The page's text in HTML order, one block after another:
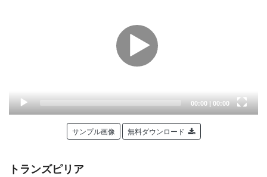
Current
00:00 | Total
duration
00:00
サンプル画像 無料ダウンロード
トランズピリア